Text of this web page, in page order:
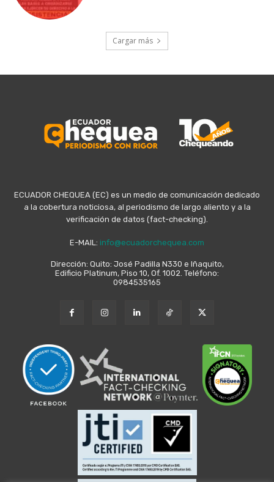
Cargar más
ECUADOR CHEQUEA (EC) es un medio de comunicación dedicado
a la cobertura noticiosa, al periodismo de largo aliento y a la
verificación de datos (fact-checking).
E-MAIL: info@ecuadorchequea.com
Dirección: Quito: José Padilla N330 e Iñaquito,
Edificio Platinum, Piso 10, Of. 1002. Teléfono:
0984535165